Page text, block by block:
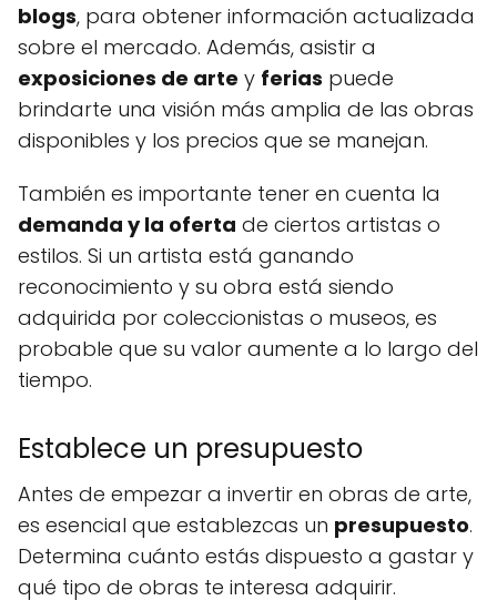
blogs, para obtener información actualizada
sobre el mercado. Además, asistir a
exposiciones de arte y ferias puede
brindarte una visión más amplia de las obras
disponibles y los precios que se manejan.
También es importante tener en cuenta la
demanda y la oferta de ciertos artistas o
estilos. Si un artista está ganando
reconocimiento y su obra está siendo
adquirida por coleccionistas o museos, es
probable que su valor aumente a lo largo del
tiempo.
Establece un presupuesto
Antes de empezar a invertir en obras de arte,
es esencial que establezcas un presupuesto.
Determina cuánto estás dispuesto a gastar y
qué tipo de obras te interesa adquirir.